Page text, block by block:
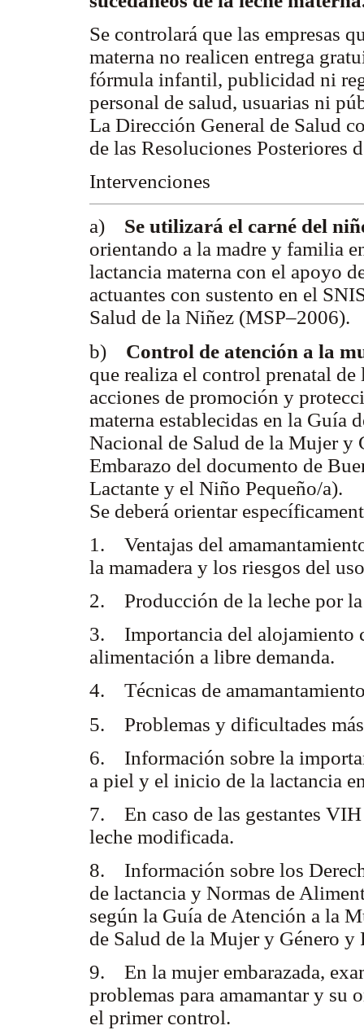
Se controlará que las empresas
materna no realicen entrega
fórmula infantil, publicidad ni
personal de salud, usuarias ni
La Dirección General de Salud
de las Resoluciones Posteriores
Intervenciones
a) Se utilizará el carné del
orientando a la madre y familia
lactancia materna con el apoyo
actuantes con sustento en el
Salud de la Niñez (MSP–2006).
b) Control de atención a la
que realiza el control prenatal de
acciones de promoción y
materna establecidas en la Guía
Nacional de Salud de la Mujer y
Embarazo del documento de
Lactante y el Niño Pequeño/a).
Se deberá orientar
1. Ventajas del
la mamadera y los riesgos del
2. Producción de la leche por
3. Importancia del alojamiento
alimentación a libre demanda.
4. Técnicas de
5. Problemas y dificultades
6. Información sobre la
a piel y el inicio de la lactancia
7. En caso de las gestantes
leche modificada.
8. Información sobre los
de lactancia y Normas de
según la Guía de Atención a la
de Salud de la Mujer y Género
9. En la mujer embarazada,
problemas para amamantar y su
el primer control.